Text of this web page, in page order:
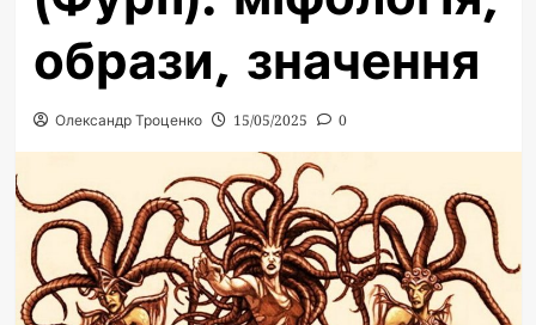
образи, значення
Олександр Троценко 15/05/2025 0